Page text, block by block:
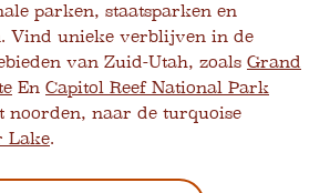
parken, staatsparken en
Vind unieke verblijven in de
van Zuid-Utah, zoals Grand
En Capitol Reef National Park
noorden, naar de turquoise
Lake.